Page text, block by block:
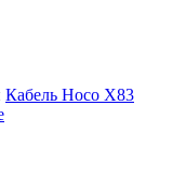
Кабель Hoco X83